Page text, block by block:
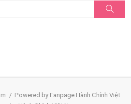
kiếm
/ Powered by Fanpage Hành Chính Việt